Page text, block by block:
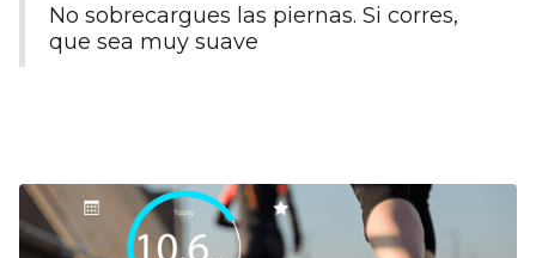
No sobrecargues las piernas. Si corres,
que sea muy suave